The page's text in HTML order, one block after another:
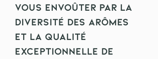
vous envoûter par la
diversité des arômes
et la qualité
exceptionnelle de